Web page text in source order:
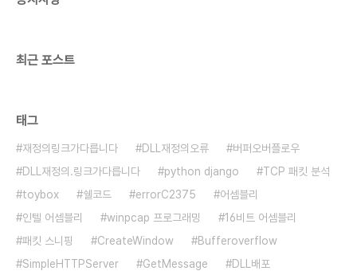
최근 포스트
태그
재정의링크가다릅니다 DLL재정의오류
버퍼오버플로우
DLL재정의.링크가다릅니다
python django
TCP 패킷 분석
toybox
쉘코드 errorC2375
어셈블리
인텔 어셈블리
winpcap 프로그래밍
16비트 어셈블리
패킷 스니핑
CreateWindow
Bufferoverflow
SimpleHTTPServer
GetMessage
DLL배포